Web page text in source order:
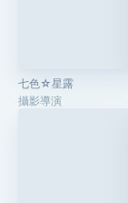
七色☆星露
攝影導演